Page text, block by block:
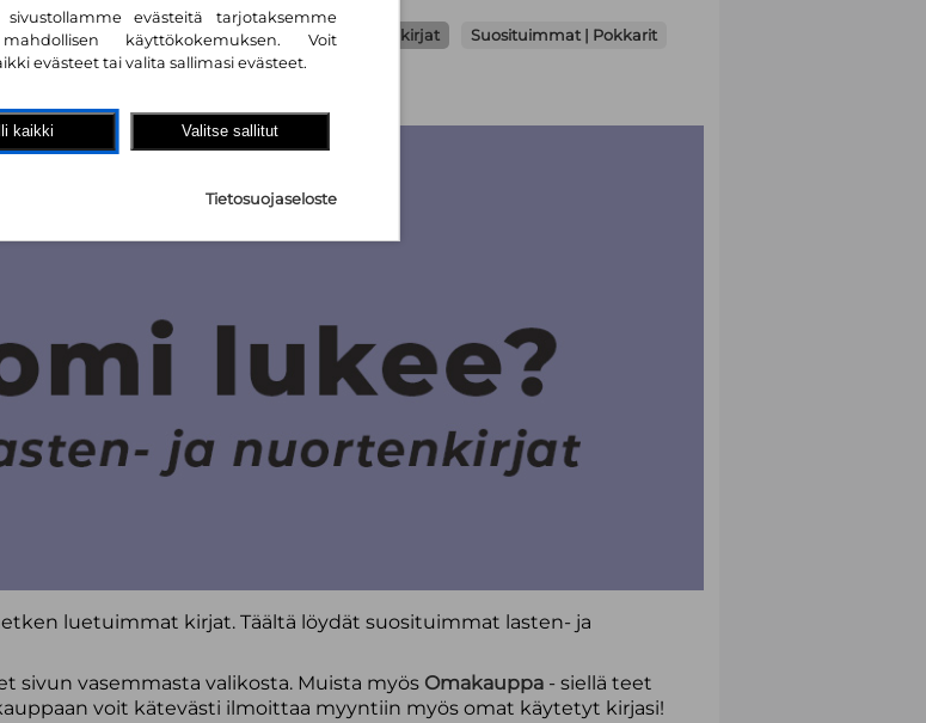
kauno Suosituimmat | Lasten- ja nuortenkirjat
Suosituimmat | Pokkarit
luetuimmat kirjat. Täältä löydät suosituimmat lasten- ja
sivun vasemmasta valikosta. Muista myös Omakauppa- siellä teet
voit kätevästi ilmoittaa myyntiin myös omat käytetyt kirjasi!
sivustollamme evästeitä tarjotaksemme
käyttökokemuksen. Voit
evästeet tai valita sallimasi evästeet.
kaikki Valitse sallitut
Tietosuojaseloste